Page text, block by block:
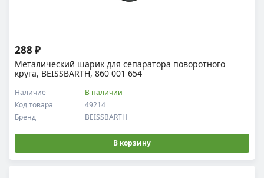
Металический шарик для сепаратора поворотного
круга, BEISSBARTH, 860 001 654
Код товара 49214
Наличие В наличии
Бренд BEISSBARTH
288 ₽
В корзину